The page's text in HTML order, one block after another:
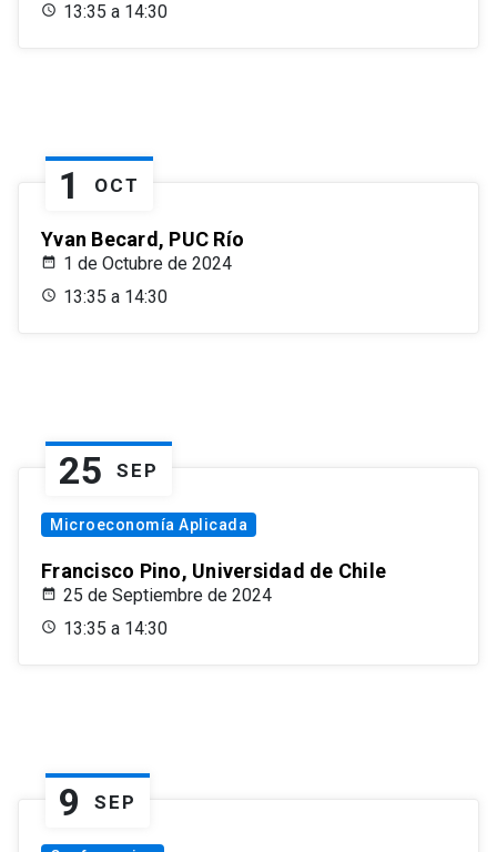
13:35 a 14:30
1 OCT
Yvan Becard, PUC Río
1 de Octubre de 2024
13:35 a 14:30
25 SEP
Microeconomía Aplicada
Francisco Pino, Universidad de Chile
25 de Septiembre de 2024
13:35 a 14:30
9 SEP